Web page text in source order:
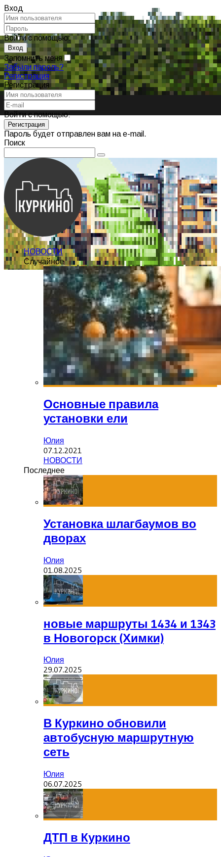
Вход
Войти с помощью:
Запомнить меня
Забыли пароль?
Регистрация
Регистрация
Войти с помощью:
Пароль будет отправлен вам на e-mail.
Поиск
НОВОСТИ
Случайное
Основные правила
установки ели
Юлия
07.12.2021
НОВОСТИ
Последнее
Установка шлагбаумов во
дворах
Юлия
01.08.2025
новые маршруты 1434 и 1343
в Новогорск (Химки)
Юлия
29.07.2025
В Куркино обновили
автобусную маршрутную
сеть
Юлия
06.07.2025
ДТП в Куркино